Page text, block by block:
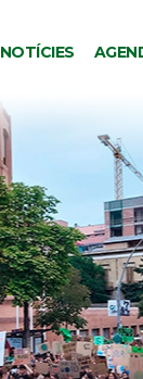
NOTÍCIES